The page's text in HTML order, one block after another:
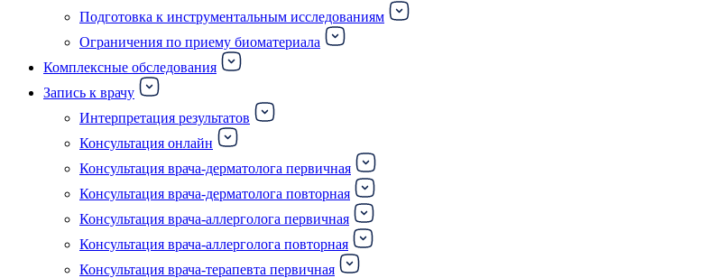
Подготовка к инструментальным исследованиям
Ограничения по приему биоматериала
Комплексные обследования
Запись к врачу
Интерпретация результатов
Консультация онлайн
Консультация врача-дерматолога первичная
Консультация врача-дерматолога повторная
Консультация врача-аллерголога первичная
Консультация врача-аллерголога повторная
Консультация врача-терапевта первичная